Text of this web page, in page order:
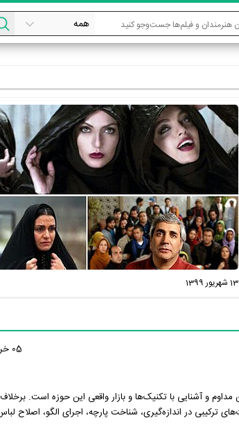
13 شهریور 1399
05 خرداد 1404
و آشنایی با تکنیک‌ها و بازار واقعی این حوزه است.
ترکیبی در اندازه‌گیری، شناخت پارچه، اجرای الگو، اصلاح